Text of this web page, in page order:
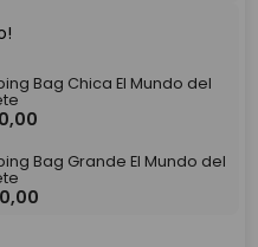
Bag Chica El Mundo del
,00
Bag Grande El Mundo del
,00